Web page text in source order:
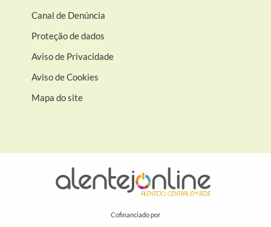
Canal de Denúncia
Proteção de dados
Aviso de Privacidade
Aviso de Cookies
Mapa do site
Cofinanciado por